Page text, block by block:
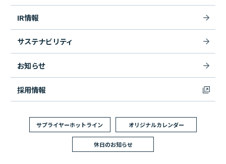
IR情報
サステナビリティ
お知らせ
採用情報
サプライヤーホットライン オリジナルカレンダー
休日のお知らせ